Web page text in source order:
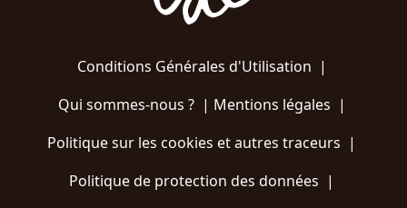
Conditions Générales d'Utilisation |
Qui sommes-nous ?| Mentions légales |
Politique sur les cookies et autres traceurs |
Politique de protection des données |